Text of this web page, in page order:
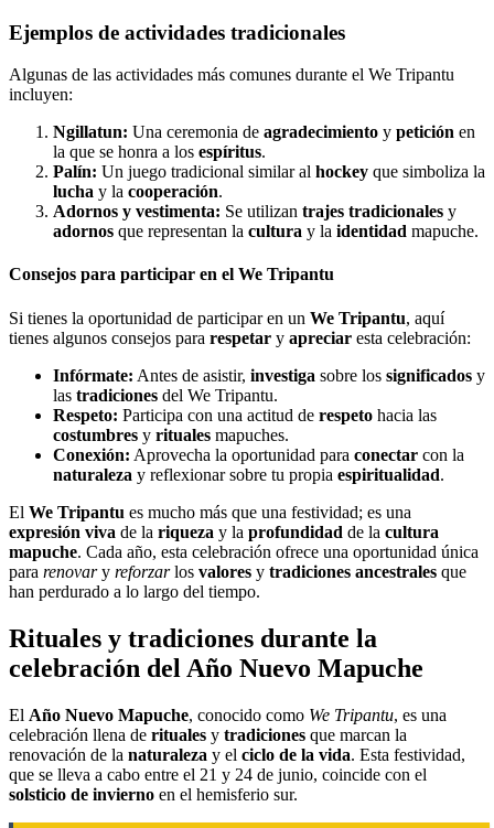
Ejemplos de actividades tradicionales
Algunas de las actividades más comunes durante el We Tripantu
incluyen:
Ngillatun: Una ceremonia de agradecimiento y petición en
la que se honra a los espíritus.
Palín: Un juego tradicional similar al hockey que simboliza la
lucha y la cooperación.
Adornos y vestimenta: Se utilizan trajes tradicionales y
adornos que representan la cultura y la identidad mapuche.
Consejos para participar en el We Tripantu
Si tienes la oportunidad de participar en un We Tripantu, aquí
tienes algunos consejos para respetar y apreciar esta celebración:
Infórmate: Antes de asistir, investiga sobre los significados y
las tradiciones del We Tripantu.
Respeto: Participa con una actitud de respeto hacia las
costumbres y rituales mapuches.
Conexión: Aprovecha la oportunidad para conectar con la
naturaleza y reflexionar sobre tu propia espiritualidad.
El We Tripantu es mucho más que una festividad; es una
expresión viva de la riqueza y la profundidad de la cultura
mapuche. Cada año, esta celebración ofrece una oportunidad única
para renovary reforzarlos valores y tradiciones ancestrales que
han perdurado a lo largo del tiempo.
Rituales y tradiciones durante la
celebración del Año Nuevo Mapuche
El Año Nuevo Mapuche, conocido como We Tripantu, es una
celebración llena de rituales y tradiciones que marcan la
renovación de la naturaleza y el ciclo de la vida. Esta festividad,
que se lleva a cabo entre el 21 y 24 de junio, coincide con el
solsticio de invierno en el hemisferio sur.